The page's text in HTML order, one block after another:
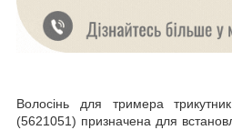
Волосінь для тримера
(5621051) призначена для